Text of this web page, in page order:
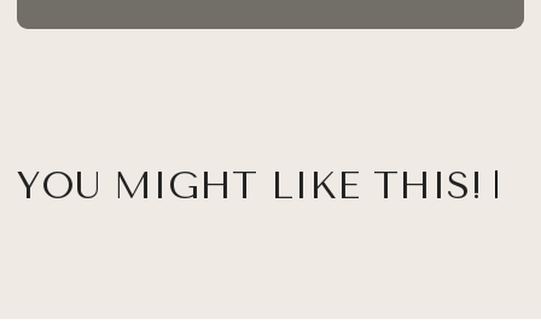
YOU MIGHT LIKE THIS!